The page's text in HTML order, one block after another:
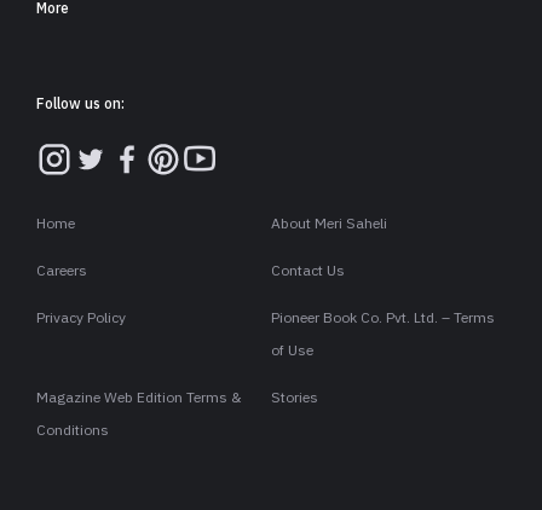
More
Follow us on:
Home About Meri Saheli
Careers Contact Us
Privacy Policy
Pioneer Book Co. Pvt. Ltd. – Terms
of Use
Magazine Web Edition Terms &
Conditions
Stories